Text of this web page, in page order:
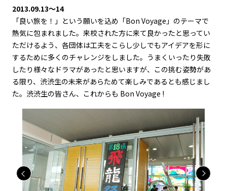
2013.09.13～14
「良い旅を！」という願いを込め「Bon Voyage」のテーマで
熱気に包まれました。来校された方に来て良かったと思ってい
ただけるよう、各団体は工夫をこらし少しでもアイデアを形に
するために多くのチャレンジをしました。うまくいったり失敗
したり様々なドラマがあったと思いますが、この挑む姿勢があ
る限り、渋渋生の未来があらためて楽しみであるとも感じまし
た。渋渋生の皆さん、これからも Bon Voyage !